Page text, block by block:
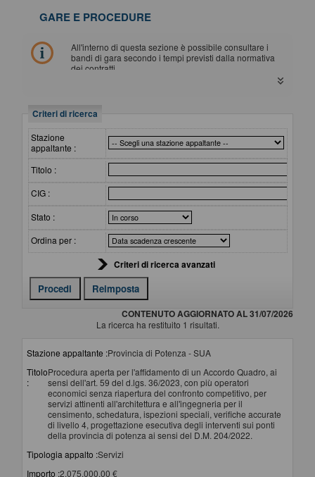
GARE E PROCEDURE
All'interno di questa sezione è possibile consultare i
bandi di gara secondo i tempi previsti dalla normativa
dei contratti.
Criteri di ricerca
Stazione
appaltante :
Titolo :
CIG :
Stato :
Ordina per :
Criteri di ricerca avanzati
CONTENUTO AGGIORNATO AL 31/07/2026
La ricerca ha restituito 1 risultati.
Stazione appaltante :Provincia di Potenza - SUA
Titolo
:
Procedura aperta per l'affidamento di un Accordo Quadro, ai
sensi dell'art. 59 del d.lgs. 36/2023, con più operatori
economici senza riapertura del confronto competitivo, per
servizi attinenti all'architettura e all'ingegneria per il
censimento, schedatura, ispezioni speciali, verifiche accurate
di livello 4, progettazione esecutiva degli interventi sui ponti
della provincia di potenza ai sensi del D.M. 204/2022.
Tipologia appalto :Servizi
Importo :2.075.000,00 €